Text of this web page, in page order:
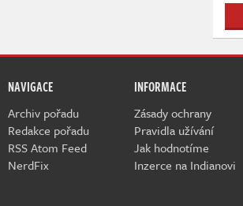
NAVIGACE
Archiv pořadu
Redakce pořadu
RSS Atom Feed
NerdFix
INFORMACE
Zásady ochrany
Pravidla užívání
Jak hodnotíme
Inzerce na Indianovi